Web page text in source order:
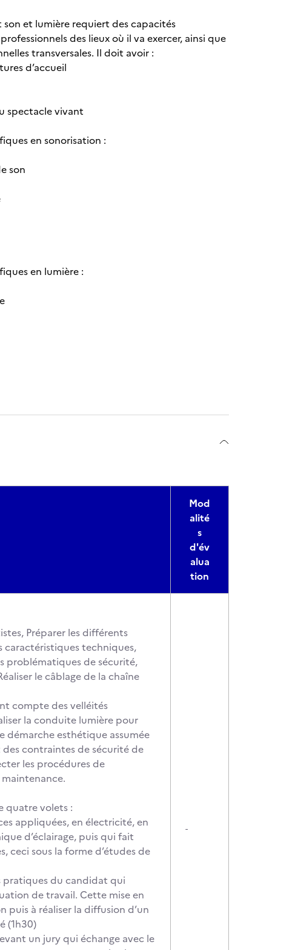
et lumière requiert des capacités
des lieux où il va exercer, ainsi que
transversales. Il doit avoir :
d’accueil
spectacle vivant
en sonorisation :
son
en lumière :
Mod
alité
s
d'év
alua
tion
Préparer les différents
caractéristiques techniques,
problématiques de sécurité,
le câblage de la chaîne
compte des velléités
la conduite lumière pour
démarche esthétique assumée
contraintes de sécurité de
les procédures de
quatre volets :
appliquées, en électricité, en
d’éclairage, puis qui fait
ceci sous la forme d’études de
pratiques du candidat qui
de travail. Cette mise en
à réaliser la diffusion d’un
(1h30)
un jury qui échange avec le
-